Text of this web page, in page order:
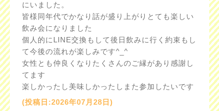
にいました。
皆様同年代でかなり話が盛り上がりとても楽しい
飲み会になりました
個人的にLINE交換もして後日飲みに行く約束もし
て今後の流れが楽しみです^_^
女性とも仲良くなりたくさんのご縁があり感謝し
てます
楽しかったし美味しかったしまた参加したいです
(投稿日:2026年07月28日)